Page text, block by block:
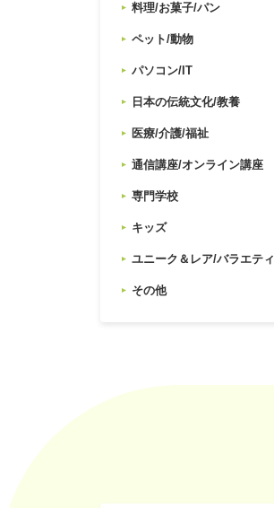
料理/お菓子/パン
ペット/動物
パソコン/IT
日本の伝統文化/教養
医療/介護/福祉
通信講座/オンライン講座
専門学校
キッズ
ユニーク＆レア/バラエティ
その他